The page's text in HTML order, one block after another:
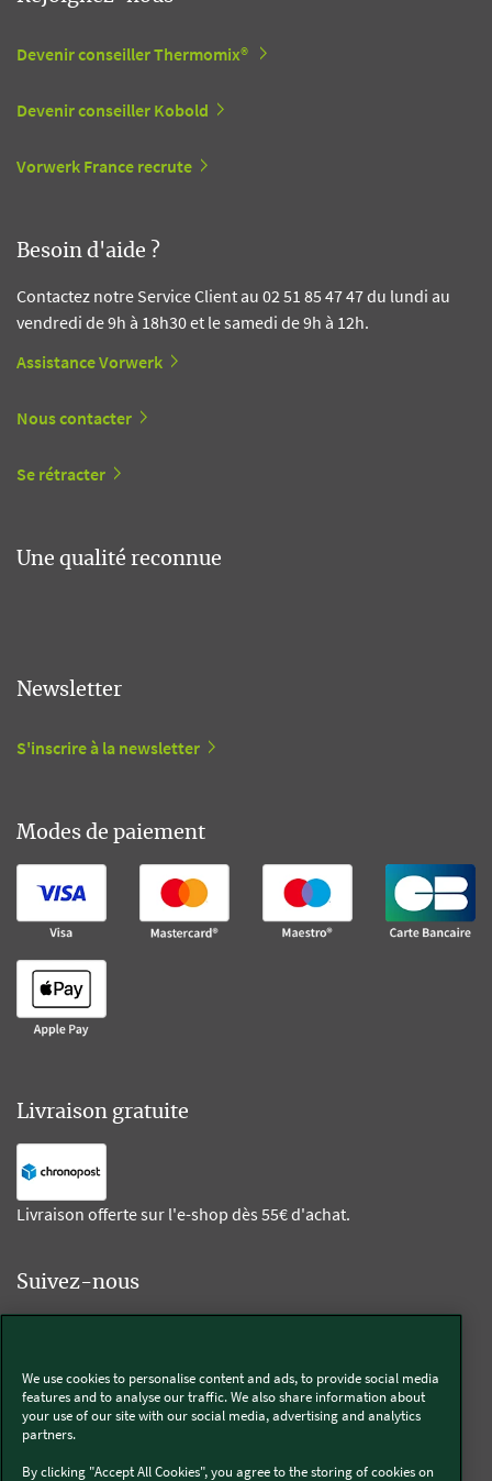
Devenir conseiller Thermomix®
Devenir conseiller Kobold
Vorwerk France recrute
Besoin d'aide ?
Contactez notre Service Client au 02 51 85 47 47 du lundi au
vendredi de 9h à 18h30 et le samedi de 9h à 12h.
Assistance Vorwerk
Nous contacter
Se rétracter
Une qualité reconnue
Newsletter
S'inscrire à la newsletter
Modes de paiement
Livraison gratuite
Livraison offerte sur l'e-shop dès 55€ d'achat.
Suivez-nous
Thermomix®
We use cookies to personalise content and ads, to provide social media
features and to analyse our traffic. We also share information about
your use of our site with our social media, advertising and analytics
partners.
By clicking "Accept All Cookies", you agree to the storing of cookies on